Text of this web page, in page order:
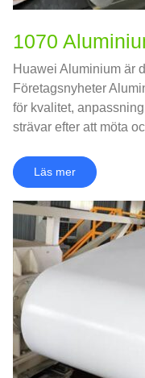
1070
Huawei Aluminium är
Företagsnyheter
för kvalitet,
strävar efter att möta
Läs mer